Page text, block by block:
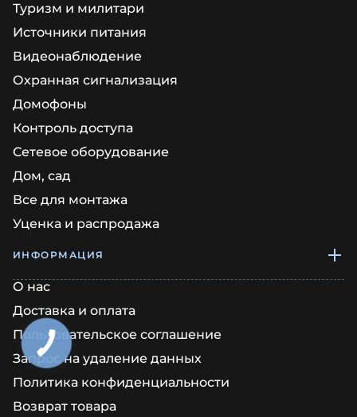
Туризм и милитари
Источники питания
Видеонаблюдение
Охранная сигнализация
Домофоны
Контроль доступа
Сетевое оборудование
Дом, сад
Все для монтажа
Уценка и распродажа
ИНФОРМАЦИЯ
О нас
Доставка и оплата
Пользовательское соглашение
Запрос на удаление данных
Политика конфиденциальности
Возврат товара